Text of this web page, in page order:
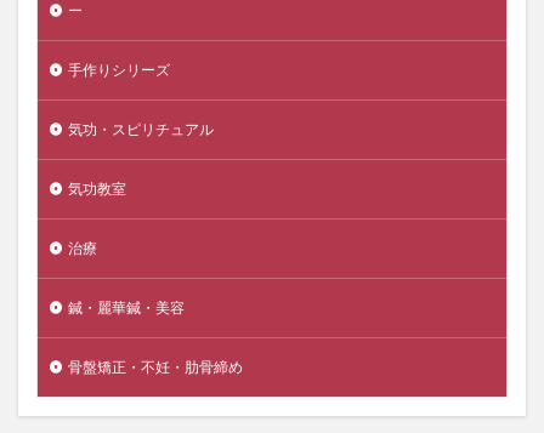
ー
手作りシリーズ
気功・スピリチュアル
気功教室
治療
鍼・麗華鍼・美容
骨盤矯正・不妊・肋骨締め